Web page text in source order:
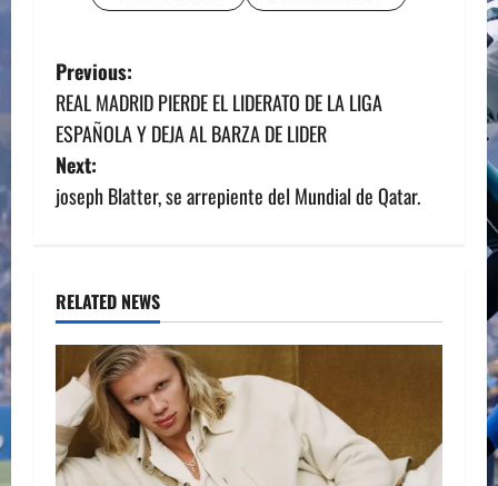
P
o
s
t
a
v
i
g
Previous:
REAL MADRID PIERDE EL LIDERATO DE LA LIGA
ESPAÑOLA Y DEJA AL BARZA DE LIDER
Next:
joseph Blatter, se arrepiente del Mundial de Qatar.
RELATED NEWS